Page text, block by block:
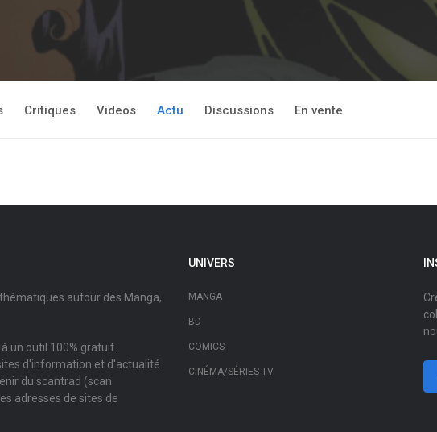
Critiques Videos Actu Discussions En vente
autour des Manga,
un outil 100% gratuit.
d'information et d'actualité.
du scantrad (scan
adresses de sites de
UNIVERS
MANGA
BD
COMICS
CINÉMA/SÉRIES TV